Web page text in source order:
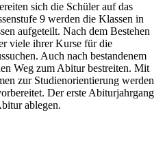
sich die Schüler auf das
9 werden die Klassen in
aufgeteilt. Nach dem Bestehen
viele ihrer Kurse für die
Auch nach bestandenem
Weg zum Abitur bestreiten. Mit
zur Studienorientierung werden
Der erste Abiturjahrgang
ablegen.